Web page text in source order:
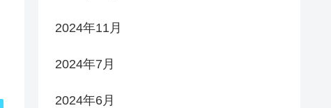
2024年11月
2024年7月
2024年6月